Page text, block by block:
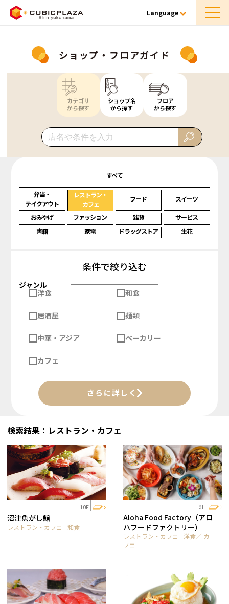
Language
ショップ・フロアガイド
カテゴリ
から探す
ショップ名
から探す
フロア
から探す
すべて
弁当・
テイクアウト
レストラン・
カフェ
フード スイーツ
おみやげ ファッション 雑貨
サービス
書籍
家電 ドラッグストア 生花
条件で絞り込む
ジャンル
洋食
和食
居酒屋 麺類
中華・アジア ベーカリー
カフェ
さらに詳しく
検索結果：レストラン・カフェ
10F
沼津魚がし鮨
レストラン・カフェ - 和食
9F
Aloha Food Factory（アロ
ハフードファクトリー）
レストラン・カフェ - 洋食／ カ
フェ